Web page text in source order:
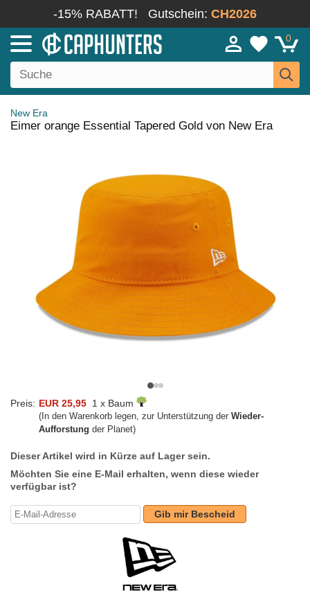
-15% RABATT! Gutschein: CH2026
0
New Era
Eimer orange Essential Tapered Gold von New Era
Preis: EUR 25,95 1 x Baum
(In den Warenkorb legen, zur Unterstützung der Wieder-
Aufforstung der Planet)
Dieser Artikel wird in Kürze auf Lager sein.
Möchten Sie eine E-Mail erhalten, wenn diese wieder
verfügbar ist?
Gib mir Bescheid